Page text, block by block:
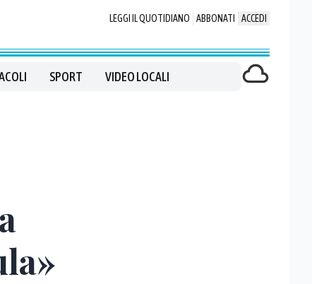
LEGGI IL QUOTIDIANO ABBONATI ACCEDI
SPORT VIDEO LOCALI